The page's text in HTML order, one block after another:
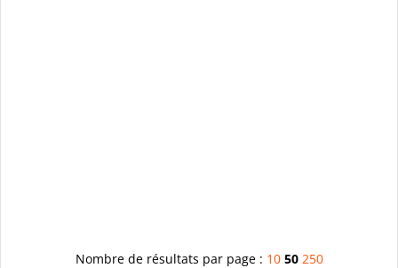
Nombre de résultats par page : 10 50 250